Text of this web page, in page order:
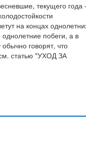
текущего года
на концах
однолетние побеги, а в
говорят, что
статью "УХОД ЗА